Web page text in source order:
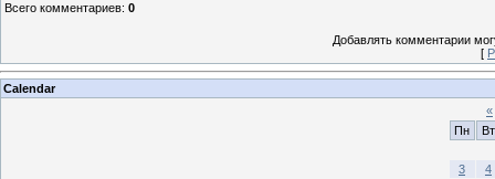
Всего комментариев: 0
Добавлять комментарии
[
Calendar
«
Пн
Вт
3
4